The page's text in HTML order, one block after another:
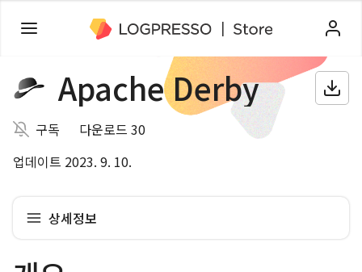
Apache Derby
구독
다운로드 30
업데이트 2023. 9. 10.
상세정보